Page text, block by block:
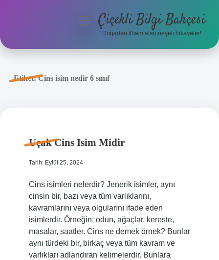
Anasayfa
menüyüÇiçekli Bilgi Bahçesi
Doğadan ilham alan neşeli hikayeler!
Etiket:Cins isim nedir 6 sınıf
Uçak Cins Isim Midir
Tarih: Eylül 25, 2024
Cins isimleri nelerdir? Jenerik isimler, aynı
cinsin bir, bazı veya tüm varlıklarını,
kavramlarını veya olgularını ifade eden
isimlerdir. Örneğin; odun, ağaçlar, kereste,
masalar, saatler. Cins ne demek örnek? Bunlar
aynı türdeki bir, birkaç veya tüm kavram ve
varlıkları adlandıran kelimelerdir. Bunlara